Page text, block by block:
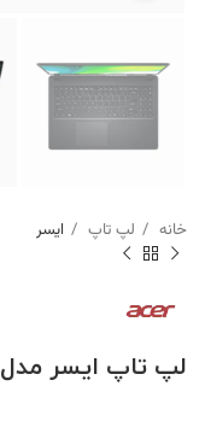
خانه لپ تاپ ایسر
لپ تاپ ایسر مدل Acer Triton